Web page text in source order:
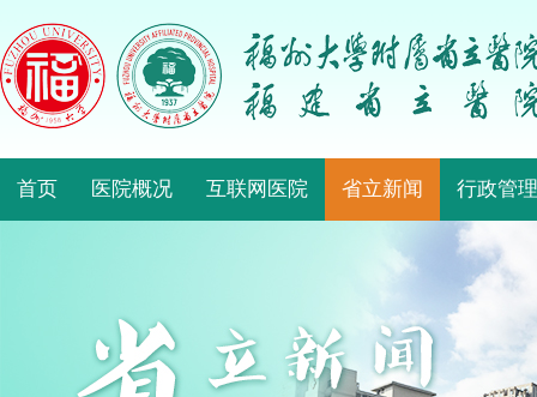
首页 医院概况 互联网医院 省立新闻 行政管理